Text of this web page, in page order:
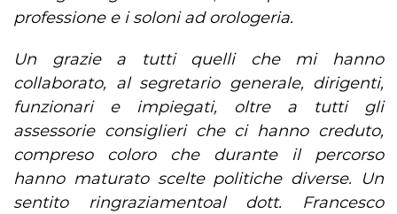
professione e i soloni ad orologeria.
Un grazie a tutti quelli che mi hanno
collaborato, al segretario generale, dirigenti,
funzionari e impiegati, oltre a tutti gli
assessorie consiglieri che ci hanno creduto,
compreso coloro che durante il percorso
hanno maturato scelte politiche diverse. Un
sentito ringraziamentoal dott. Francesco